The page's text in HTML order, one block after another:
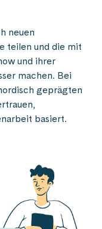
neuen
teilen und die mit
und ihrer
machen. Bei
geprägten
basiert.